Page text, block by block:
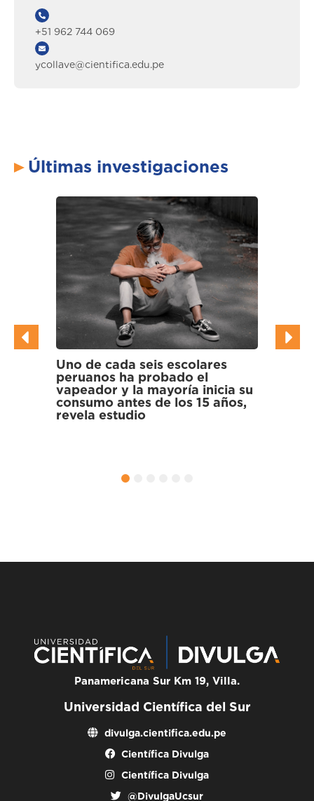
+51 962 744 069
ycollave@cientifica.edu.pe
Últimas investigaciones
cada seis escolares
ha probado el
y la mayoría inicia su
antes de los 15 años,
Científicos hallan
multirresistentes a
en gallinazos y
los Pantanos de Villa
4
Panamericana Sur Km 19, Villa.
Universidad Científica del Sur
divulga.cientifica.edu.pe
Científica Divulga
Científica Divulga
@DivulgaUcsur